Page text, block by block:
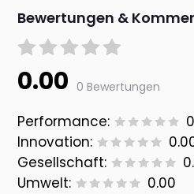
Bewertungen &
0.00 0 Bewertungen
Performance:
Innovation:
Gesellschaft:
Umwelt:
0.00